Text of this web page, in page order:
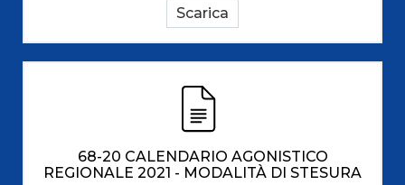
Scarica
68-20 CALENDARIO AGONISTICO
REGIONALE 2021 - MODALITÀ DI STESURA